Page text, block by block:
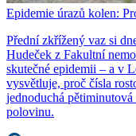
Epidemie úrazů kolen:
Přední zkřížený vaz si
Hudeček z Fakultní
skutečné epidemii – a v
vysvětluje, proč čísla
jednoduchá
polovinu.